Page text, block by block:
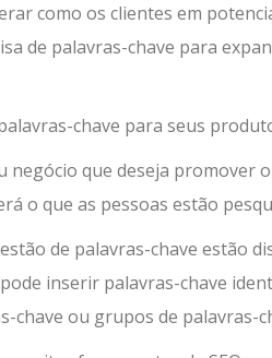
como os clientes em
de palavras-chave para
chave para seus
negócio que deseja promover
o que as pessoas estão
de palavras-chave estão
inserir palavras-chave
ou grupos de palavras-